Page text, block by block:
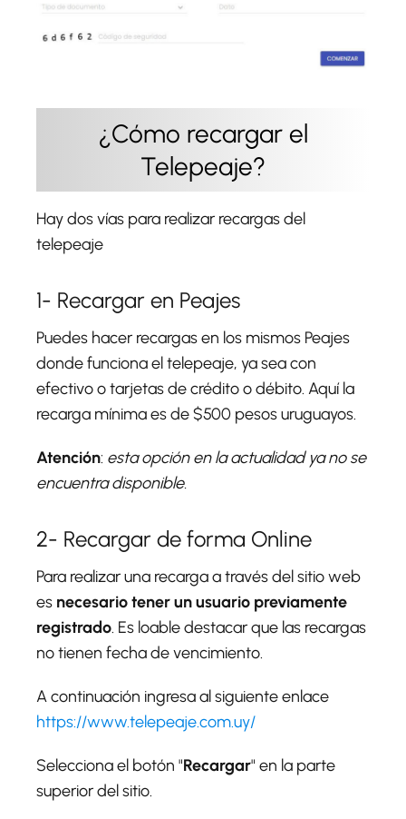
¿Cómo recargar el
Telepeaje?
Hay dos vías para realizar recargas del
telepeaje
1- Recargar en Peajes
Puedes hacer recargas en los mismos Peajes
donde funciona el telepeaje, ya sea con
efectivo o tarjetas de crédito o débito. Aquí la
recarga mínima es de $500 pesos uruguayos.
Atención: esta opción en la actualidad ya no se
encuentra disponible.
2- Recargar de forma Online
Para realizar una recarga a través del sitio web
es necesario tener un usuario previamente
registrado. Es loable destacar que las recargas
no tienen fecha de vencimiento.
A continuación ingresa al siguiente enlace
https://www.telepeaje.com.uy/
Selecciona el botón "Recargar" en la parte
superior del sitio.